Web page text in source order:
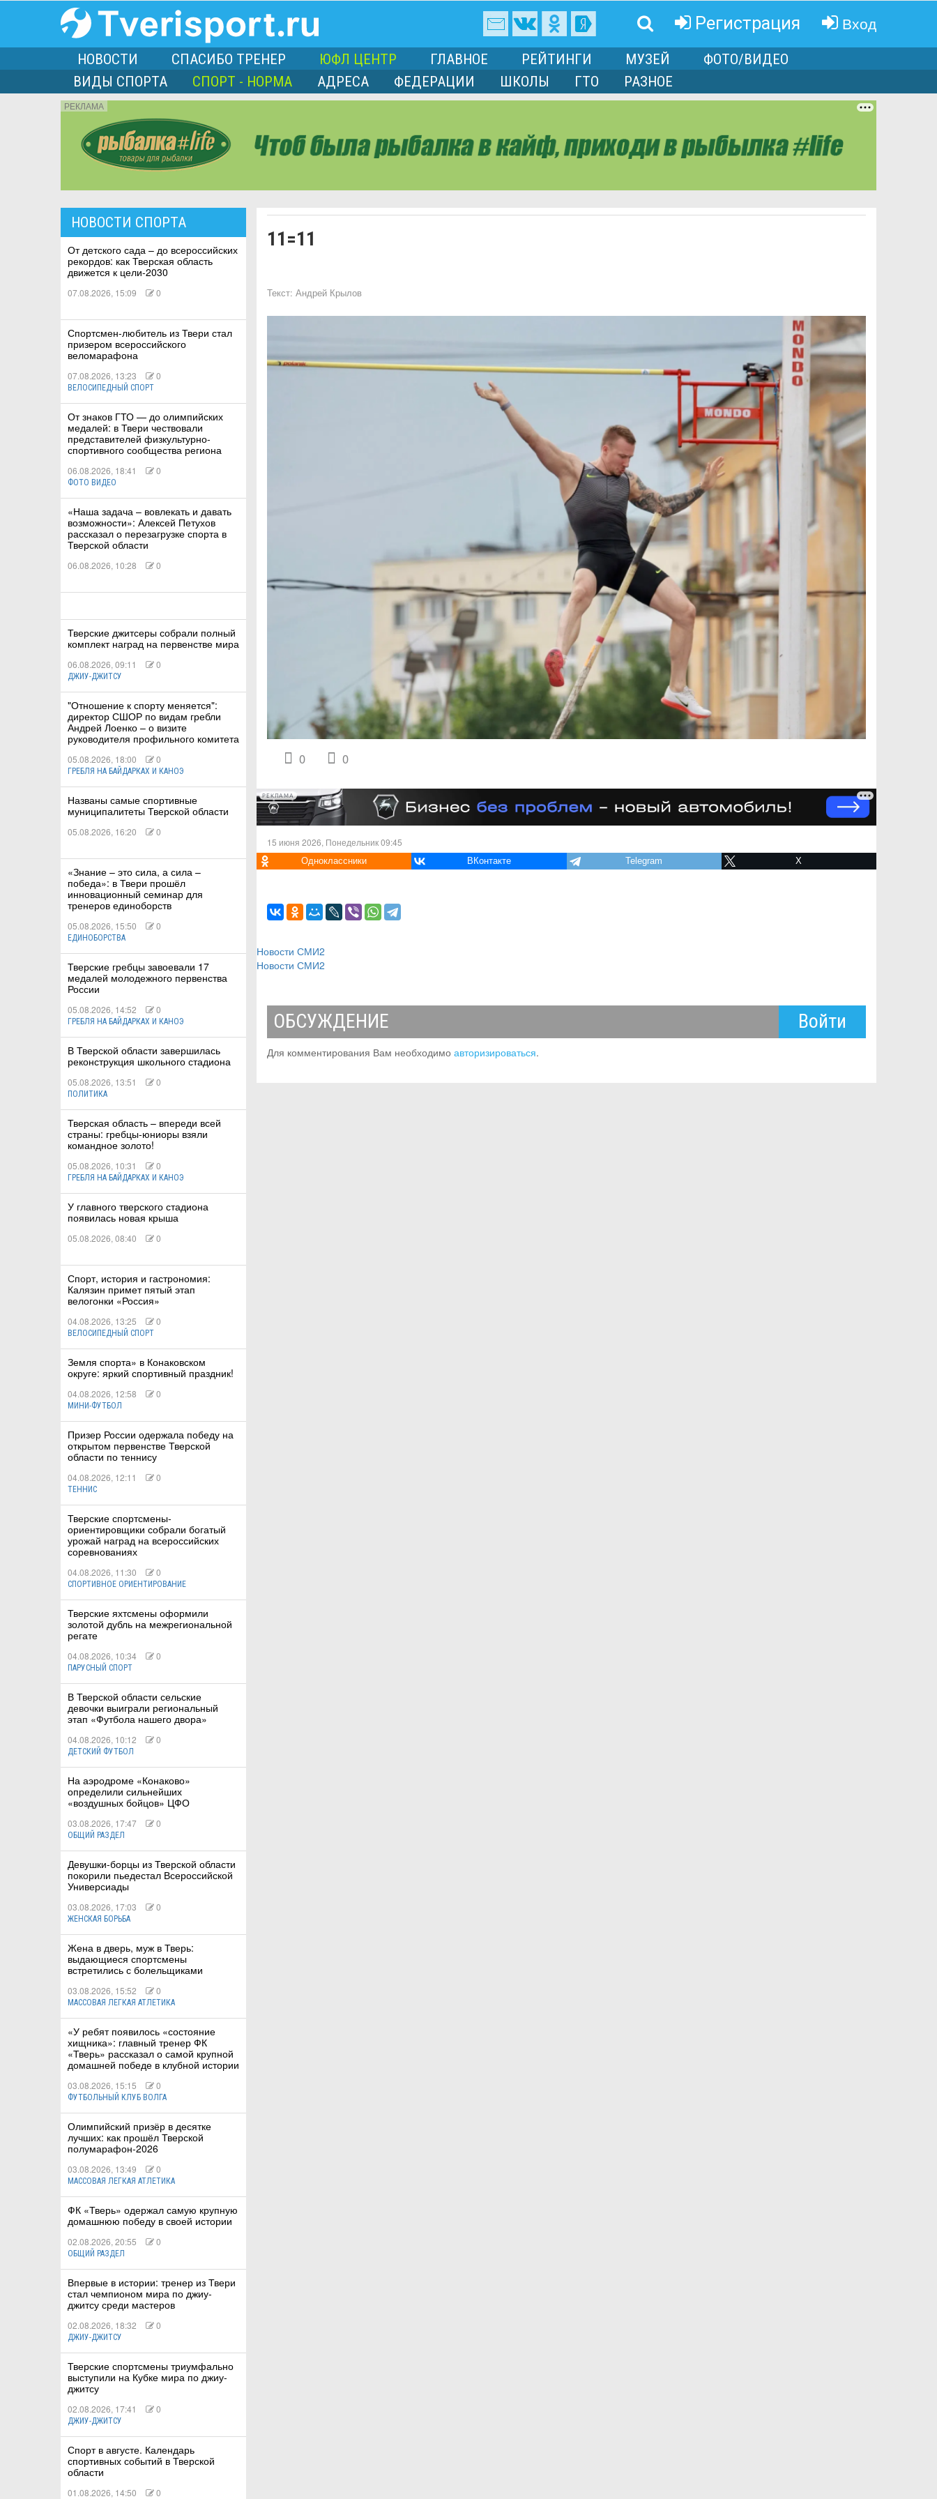
Регистрация Вход
НОВОСТИ СПАСИБО ТРЕНЕР ЮФЛ ЦЕНТР ГЛАВНОЕ РЕЙТИНГИ МУЗЕЙ
ФОТО/ВИДЕО
ВИДЫ СПОРТА
СПОРТ - НОРМА АДРЕСА ФЕДЕРАЦИИ ШКОЛЫ ГТО РАЗНОЕ
РЕКЛАМА
НОВОСТИ СПОРТА
От детского сада – до всероссийских
рекордов: как Тверская область
движется к цели-2030
07.08.2026, 15:09 0
Спортсмен-любитель из Твери стал
призером всероссийского
веломарафона
07.08.2026, 13:23 0
ВЕЛОСИПЕДНЫЙ СПОРТ
От знаков ГТО — до олимпийских
медалей: в Твери чествовали
представителей физкультурно-
спортивного сообщества региона
06.08.2026, 18:41 0
ФОТО ВИДЕО
«Наша задача – вовлекать и давать
возможности»: Алексей Петухов
рассказал о перезагрузке спорта в
Тверской области
06.08.2026, 10:28 0
Тверские джитсеры собрали полный
комплект наград на первенстве мира
06.08.2026, 09:11 0
ДЖИУ-ДЖИТСУ
"Отношение к спорту меняется":
директор СШОР по видам гребли
Андрей Лоенко – о визите
руководителя профильного комитета
05.08.2026, 18:00 0
ГРЕБЛЯ НА БАЙДАРКАХ И КАНОЭ
Названы самые спортивные
муниципалитеты Тверской области
05.08.2026, 16:20 0
«Знание – это сила, а сила –
победа»: в Твери прошёл
инновационный семинар для
тренеров единоборств
05.08.2026, 15:50 0
ЕДИНОБОРСТВА
Тверские гребцы завоевали 17
медалей молодежного первенства
России
05.08.2026, 14:52 0
ГРЕБЛЯ НА БАЙДАРКАХ И КАНОЭ
В Тверской области завершилась
реконструкция школьного стадиона
05.08.2026, 13:51 0
ПОЛИТИКА
Тверская область – впереди всей
страны: гребцы-юниоры взяли
командное золото!
05.08.2026, 10:31 0
ГРЕБЛЯ НА БАЙДАРКАХ И КАНОЭ
У главного тверского стадиона
появилась новая крыша
05.08.2026, 08:40 0
Спорт, история и гастрономия:
Калязин примет пятый этап
велогонки «Россия»
04.08.2026, 13:25 0
ВЕЛОСИПЕДНЫЙ СПОРТ
Земля спорта» в Конаковском
округе: яркий спортивный праздник!
04.08.2026, 12:58 0
МИНИ-ФУТБОЛ
Призер России одержала победу на
открытом первенстве Тверской
области по теннису
04.08.2026, 12:11 0
ТЕННИС
Тверские спортсмены-
ориентировщики собрали богатый
урожай наград на всероссийских
соревнованиях
04.08.2026, 11:30 0
СПОРТИВНОЕ ОРИЕНТИРОВАНИЕ
Тверские яхтсмены оформили
золотой дубль на межрегиональной
регате
04.08.2026, 10:34 0
ПАРУСНЫЙ СПОРТ
В Тверской области сельские
девочки выиграли региональный
этап «Футбола нашего двора»
04.08.2026, 10:12 0
ДЕТСКИЙ ФУТБОЛ
На аэродроме «Конаково»
определили сильнейших
«воздушных бойцов» ЦФО
03.08.2026, 17:47 0
ОБЩИЙ РАЗДЕЛ
Девушки-борцы из Тверской области
покорили пьедестал Всероссийской
Универсиады
03.08.2026, 17:03 0
ЖЕНСКАЯ БОРЬБА
Жена в дверь, муж в Тверь:
выдающиеся спортсмены
встретились с болельщиками
03.08.2026, 15:52 0
МАССОВАЯ ЛЕГКАЯ АТЛЕТИКА
«У ребят появилось «состояние
хищника»: главный тренер ФК
«Тверь» рассказал о самой крупной
домашней победе в клубной истории
03.08.2026, 15:15 0
ФУТБОЛЬНЫЙ КЛУБ ВОЛГА
Олимпийский призёр в десятке
лучших: как прошёл Тверской
полумарафон-2026
03.08.2026, 13:49 0
МАССОВАЯ ЛЕГКАЯ АТЛЕТИКА
ФК «Тверь» одержал самую крупную
домашнюю победу в своей истории
02.08.2026, 20:55 0
ОБЩИЙ РАЗДЕЛ
Впервые в истории: тренер из Твери
стал чемпионом мира по джиу-
джитсу среди мастеров
02.08.2026, 18:32 0
ДЖИУ-ДЖИТСУ
Тверские спортсмены триумфально
выступили на Кубке мира по джиу-
джитсу
02.08.2026, 17:41 0
ДЖИУ-ДЖИТСУ
Спорт в августе. Календарь
спортивных событий в Тверской
области
01.08.2026, 14:50 0
11=11
Текст:Андрей Крылов
0 0
РЕКЛАМА
15 июня 2026, Понедельник 09:45
Одноклассники ВКонтакте Telegram X
Новости СМИ2
Новости СМИ2
ОБСУЖДЕНИЕ Войти
Для комментирования Вам необходимоавторизироваться.